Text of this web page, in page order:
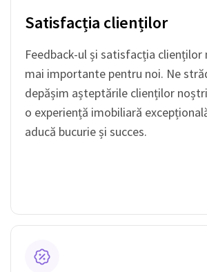
Satisfacția clienților
Feedback-ul și satisfacția
mai importante pentru noi. Ne
depășim așteptările clienților
o experiență imobiliară
aducă bucurie și succes.